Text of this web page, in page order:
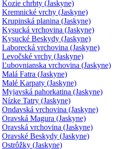
Kozie chrbty (Jaskyne)
Kremnické vrchy (Jaskyne)
Krupinská planina (Jaskyne)
Kysucká vrchovina (Jaskyne)
Kysucké Beskydy (Jaskyne)
Laborecká vrchovina (Jaskyne)
Levočské vrchy (Jaskyne)
Ľubovnianska vrchovina (Jaskyne)
Malá Fatra (Jaskyne)
Malé Karpaty (Jaskyne)
Myjavská pahorkatina (Jaskyne)
Nízke Tatry (Jaskyne)
Ondavská vrchovina (Jaskyne)
Oravská Magura (Jaskyne)
Oravská vrchovina (Jaskyne)
Oravské Beskydy (Jaskyne)
Ostrôžky (Jaskyne)